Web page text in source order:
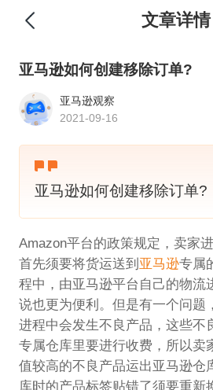
文章详情
亚马逊如何创建移除订单?
亚马逊观察
2021-09-16
亚马逊如何创建移除订单?
Amazon平台的政策规定，卖家
首先须要将货运送到 亚马逊专属
程中，由亚马逊平台自己的物流
说也更为便利。但是有一个问题
进程中会发生不良产品，这些不
专属仓库里要进行收费，所以卖
值较高的不良产品运出亚马逊仓
库时的产品标签贴错了须要重新